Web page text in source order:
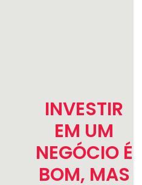
INVESTIR
EM UM
NEGÓCIO É
BOM, MAS